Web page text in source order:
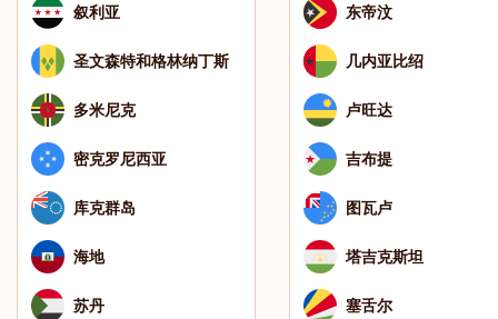
叙利亚
圣文森特和格林纳丁斯
多米尼克
密克罗尼西亚
库克群岛
海地
苏丹
东帝汶
几内亚比绍
卢旺达
吉布提
图瓦卢
塔吉克斯坦
塞舌尔